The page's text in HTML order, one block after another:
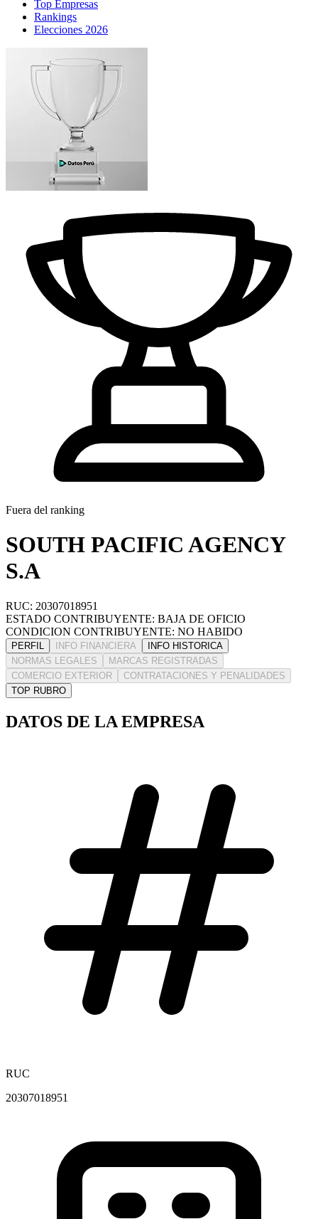
Top Empresas
Rankings
Elecciones 2026
Fuera del ranking
SOUTH PACIFIC AGENCY
S.A
RUC: 20307018951
ESTADO CONTRIBUYENTE: BAJA DE OFICIO
CONDICION CONTRIBUYENTE: NO HABIDO
PERFIL INFO FINANCIERA
INFO HISTORICA
NORMAS LEGALES
MARCAS REGISTRADAS
COMERCIO EXTERIOR
CONTRATACIONES Y PENALIDADES
TOP RUBRO
DATOS DE LA EMPRESA
RUC
20307018951